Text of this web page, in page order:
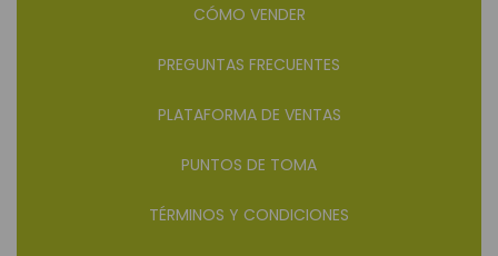
CÓMO VENDER
PREGUNTAS FRECUENTES
PLATAFORMA DE VENTAS
PUNTOS DE TOMA
TÉRMINOS Y CONDICIONES